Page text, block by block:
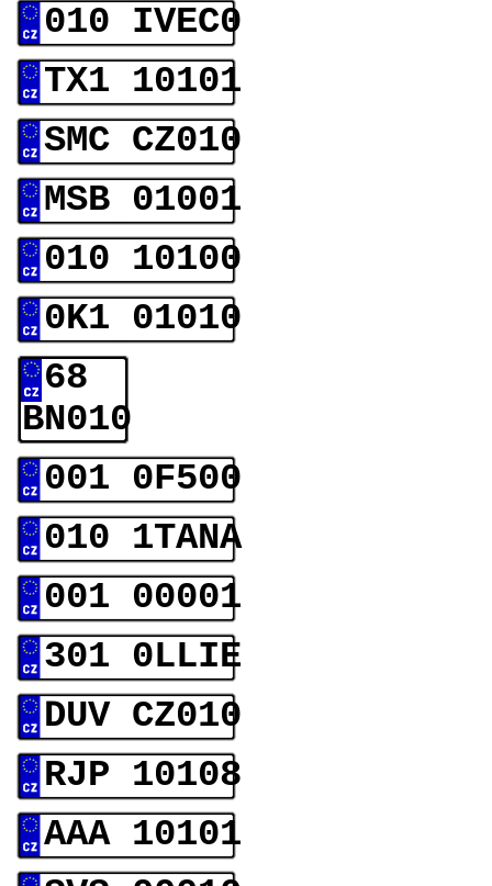
010 IVEC0
TX1 10101
SMC CZ010
MSB 01001
010 10100
0K1 01010
68
BN010
001 0F500
010 1TANA
001 00001
301 0LLIE
DUV CZ010
RJP 10108
AAA 10101